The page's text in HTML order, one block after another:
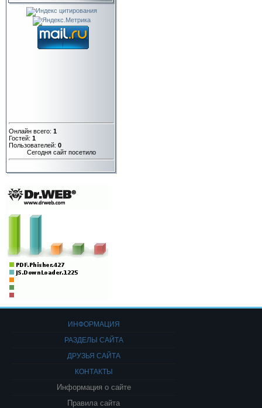
Онлайн всего: 1
Гостей: 1
Пользователей: 0
Сегодня сайт посетило
ИНФОРМАЦИЯ
РАЗДЕЛЫ САЙТА
ДРУЗЬЯ САЙТА
КОНТАКТЫ
Информация о сайте
Правила сайта